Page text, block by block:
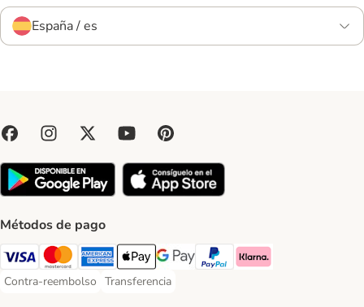
España / es
Métodos de pago
Visa Payment Method
Mastercard Payment Method
American Express Payment Method
Apple Pay Payment Method
Google Pay Payment Method
PayPal Payment Method
Klarna Payment Method
Contra-reembolso
Contra-reembolso Payment Method
Transferencia
Transferencia Payment Method